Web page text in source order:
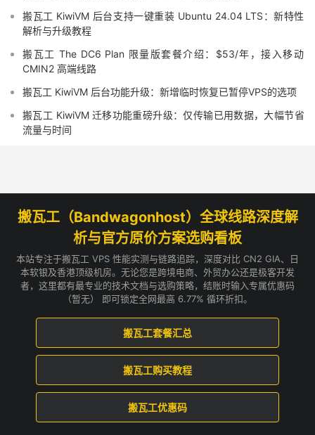
搬瓦工 KiwiVM 后台支持一键重装 Ubuntu 24.04 LTS：新特性
解析与升级教程
搬瓦工 The DC6 Plan 限量版套餐介绍：$53/年，接入移动
CMIN2 高端线路
搬瓦工 KiwiVM 后台功能升级：新增临时恢复已暂停VPS的选项
搬瓦工 KiwiVM 迁移功能重磅升级：仅传输已用数据，大幅节省
流量与时间
搬瓦工（Bandwagonhost）全球线路深度解
析与官方原价方案选购看板
本站专注于搬瓦工 VPS 性能实测与链路追踪，深度对比 CN2 GIA、日
本软银及香港顶级机房。无论您是跨境电商、外贸办公还是极客开发
者，这里都有最专业的技术文档与选购策略，结账时输入专属优惠码
（暂无） 即可锁定全网最高 6.77% 循环折扣。
搬瓦工套餐汇总
搬瓦工购买教程
搬瓦工优惠码